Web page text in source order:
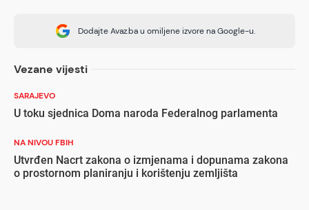
Dodajte Avaz.ba u omiljene izvore na Google-u.
Vezane vijesti
SARAJEVO
U toku sjednica Doma naroda Federalnog parlamenta
NA NIVOU FBIH
Utvrđen Nacrt zakona o izmjenama i dopunama zakona
o prostornom planiranju i korištenju zemljišta